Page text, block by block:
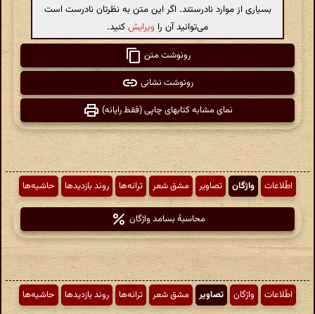
بسیاری از موارد نادرستند. اگر این متن به نظرتان نادرست است
می‌توانید آن را ویرایشکنید.
رونوشت متن
رونوشت نشانی
نمای مشابه کتابهای چاپی (فقط رایانه)
اطّلاعات واژگان تصاویر مشق شعر ترانه‌ها روند بازدیدها حاشیه‌ها
محاسبهٔ بسامد واژگان
اطّلاعات واژگان تصاویر مشق شعر ترانه‌ها روند بازدیدها حاشیه‌ها